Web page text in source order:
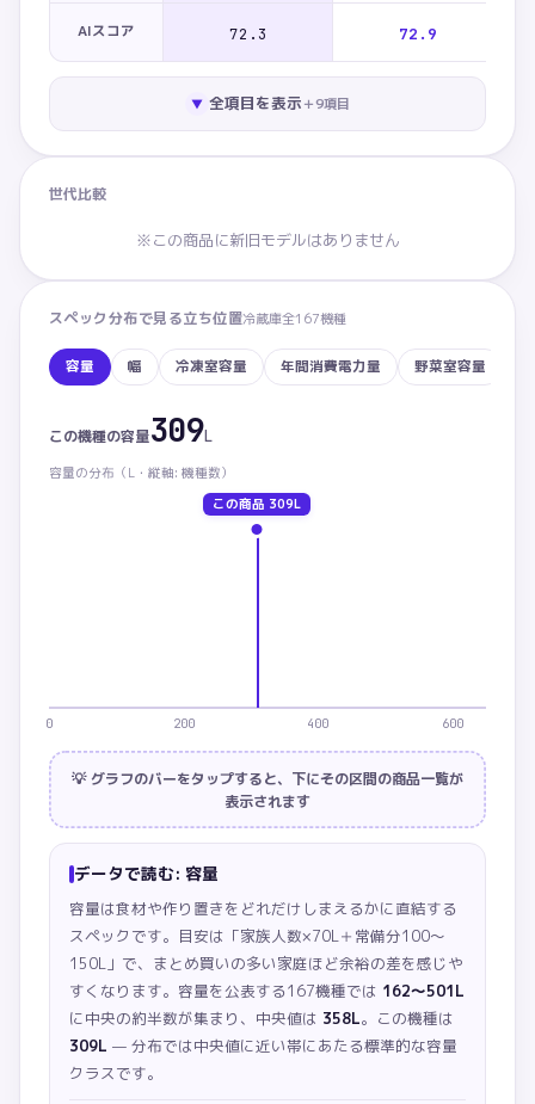
AIスコア 72.3 72.9
▼ 全項目を表示＋9項目
世代比較
※この商品に新旧モデルはありません
スペック分布で見る立ち位置冷蔵庫全167機種
容量 幅 冷凍室容量 年間消費電力量 野菜室容量
容量：この商品 309L。カテゴリ内 下から45%の位置
この機種の容量309L
容量の分布（ L・ 縦軸: 機種数）
この商品 309L
0 200 400 600
💡 グラフのバーをタップすると、下にその区間の商品一覧が
表示されます
データで読む: 容量
容量は食材や作り置きをどれだけしまえるかに直結する
スペックです。目安は「家族人数×70L＋常備分100〜
150L」で、まとめ買いの多い家庭ほど余裕の差を感じや
すくなります。 容量を公表する167機種では 162〜501L
に中央の約半数が集まり、中央値は 358L。この機種は
309L — 分布では中央値に近い帯にあたる標準的な容量
クラスです。